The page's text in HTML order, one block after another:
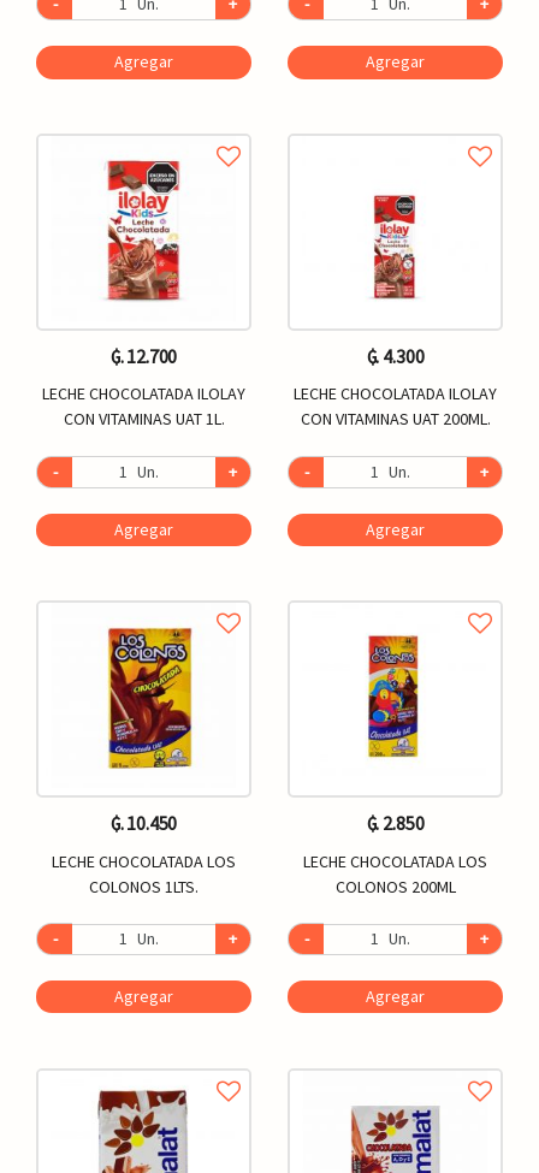
Agregar Agregar
₲. 12.700
LECHE CHOCOLATADA ILOLAY
CON VITAMINAS UAT 1L.
- Un. +
Agregar
₲. 4.300
LECHE CHOCOLATADA ILOLAY
CON VITAMINAS UAT 200ML.
- Un. +
Agregar
₲. 10.450
LECHE CHOCOLATADA LOS
COLONOS 1LTS.
- Un. +
Agregar
₲. 2.850
LECHE CHOCOLATADA LOS
COLONOS 200ML
- Un. +
Agregar